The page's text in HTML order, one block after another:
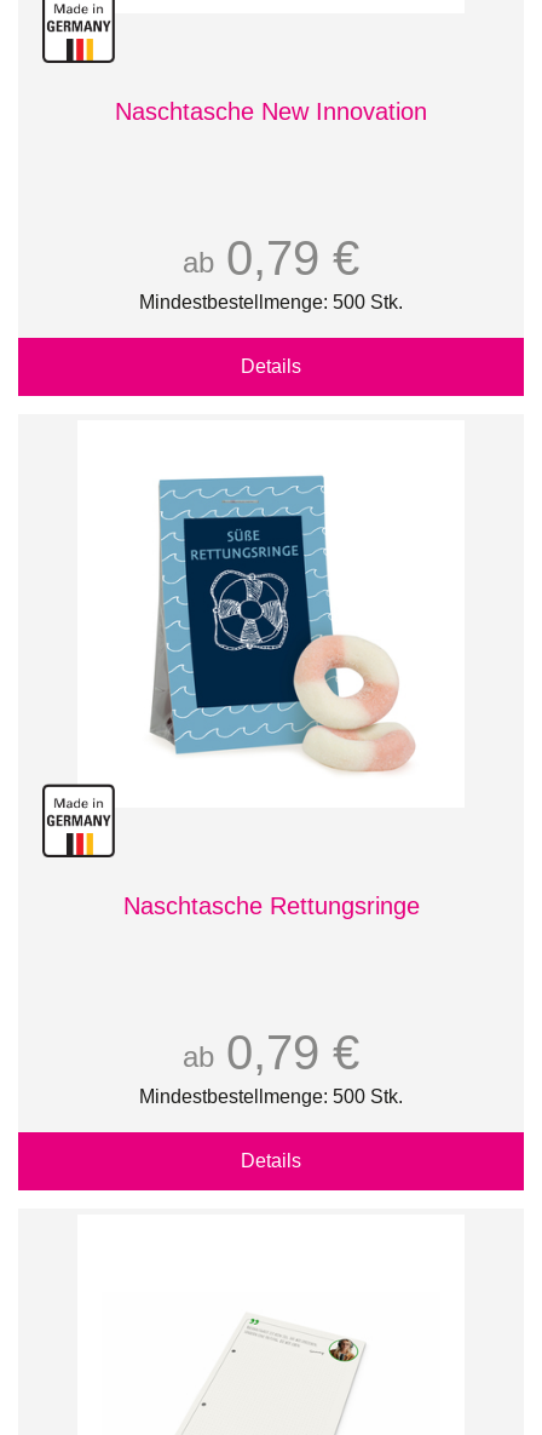
Naschtasche New Innovation
ab 0,79 €
Mindestbestellmenge: 500 Stk.
Details
Naschtasche Rettungsringe
ab 0,79 €
Mindestbestellmenge: 500 Stk.
Details